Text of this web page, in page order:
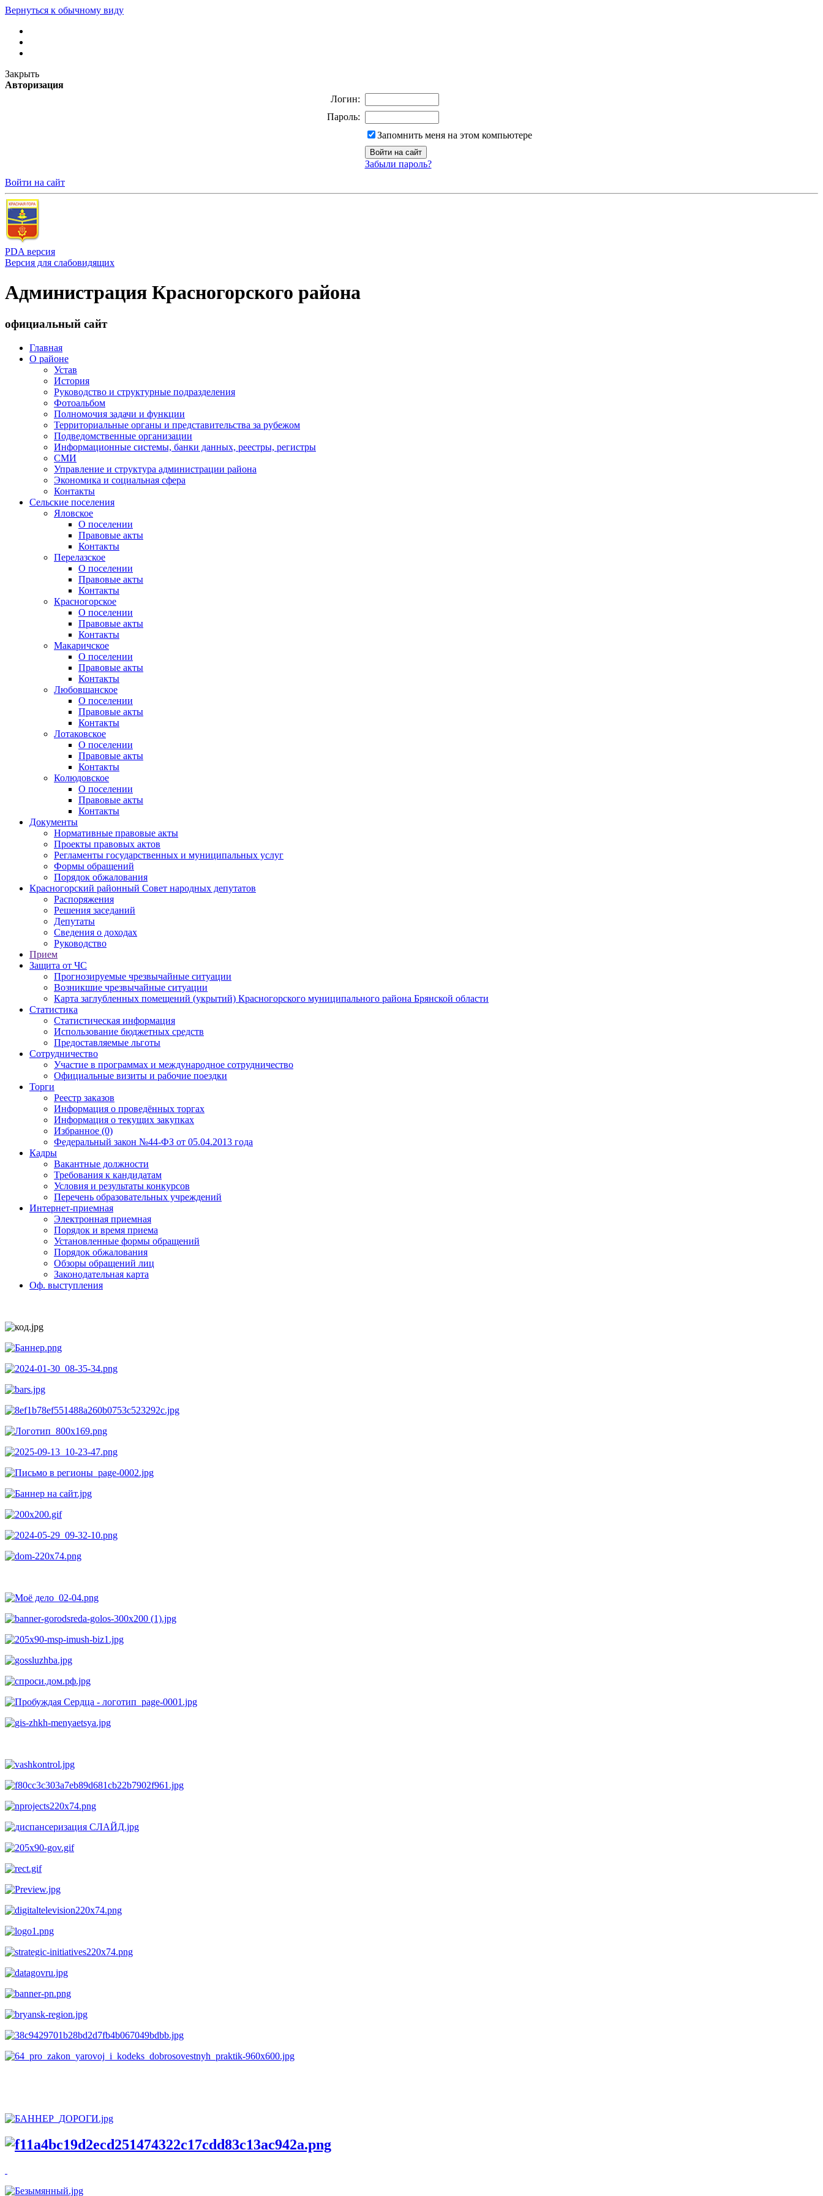
Вернуться к обычному виду
Закрыть
Авторизация
Логин:
Пароль:
Запомнить меня на этом компьютере
Забыли пароль?
Войти на сайт
PDA версия
Версия для слабовидящих
Администрация Красногорского района
официальный сайт
Главная
О районе
Устав
История
Руководство и структурные подразделения
Фотоальбом
Полномочия задачи и функции
Территориальные органы и представительства за рубежом
Подведомственные организации
Информационные системы, банки данных, реестры, регистры
СМИ
Управление и структура администрации района
Экономика и социальная сфера
Контакты
Сельские поселения
Яловское
О поселении
Правовые акты
Контакты
Перелазское
О поселении
Правовые акты
Контакты
Красногорское
О поселении
Правовые акты
Контакты
Макаричское
О поселении
Правовые акты
Контакты
Любовшанское
О поселении
Правовые акты
Контакты
Лотаковское
О поселении
Правовые акты
Контакты
Колюдовское
О поселении
Правовые акты
Контакты
Документы
Нормативные правовые акты
Проекты правовых актов
Регламенты государственных и муниципальных услуг
Формы обращений
Порядок обжалования
Красногорский районный Совет народных депутатов
Распоряжения
Решения заседаний
Депутаты
Сведения о доходах
Руководство
Прием
Защита от ЧС
Прогнозируемые чрезвычайные ситуации
Возникшие чрезвычайные ситуации
Карта заглубленных помещений (укрытий) Красногорского муниципального района Брянской области
Статистика
Статистическая информация
Использование бюджетных средств
Предоставляемые льготы
Сотрудничество
Участие в программах и международное сотрудничество
Официальные визиты и рабочие поездки
Торги
Реестр заказов
Информация о проведённых торгах
Информация о текущих закупках
Избранное (0)
Федеральный закон №44-ФЗ от 05.04.2013 года
Кадры
Вакантные должности
Требования к кандидатам
Условия и результаты конкурсов
Перечень образовательных учреждений
Интернет-приемная
Электронная приемная
Порядок и время приема
Установленные формы обращений
Порядок обжалования
Обзоры обращений лиц
Законодательная карта
Оф. выступления